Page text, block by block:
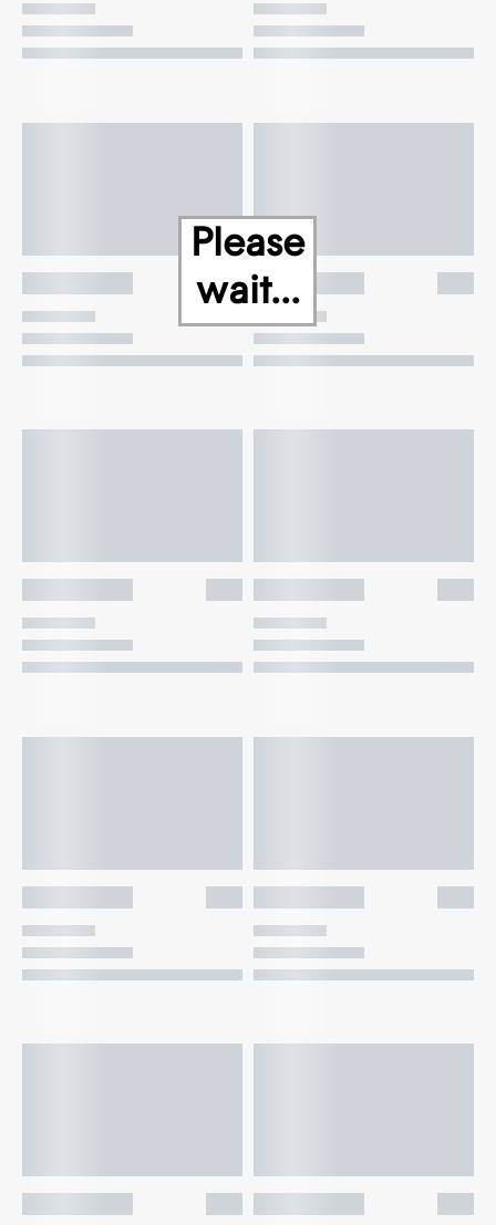
Please
wait...